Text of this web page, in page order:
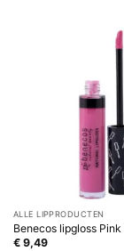
ALLE LIPPRODUCTEN
Benecos lipgloss Pink
€9,49